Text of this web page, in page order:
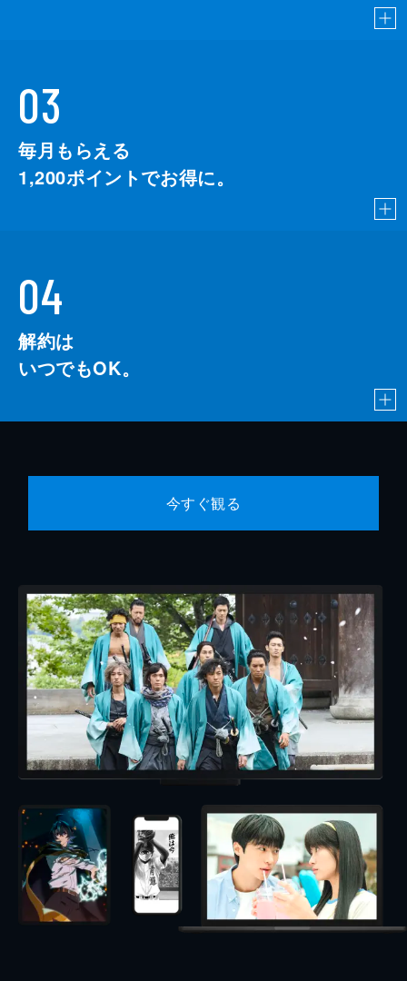
03
毎月もらえる
1,200ポイントでお得に。
04
解約は
いつでもOK。
今すぐ観る